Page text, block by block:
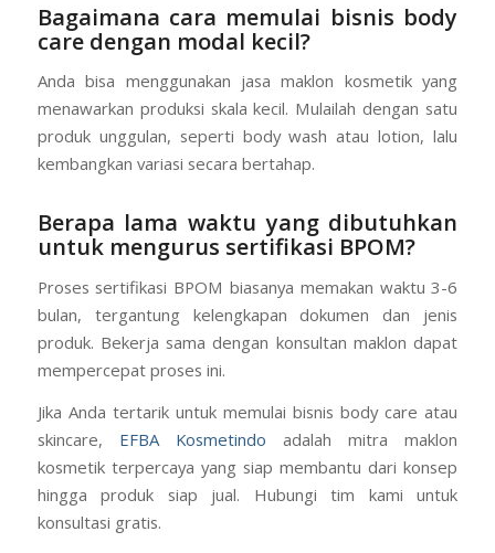
Bagaimana cara memulai bisnis body
care dengan modal kecil?
Anda bisa menggunakan jasa maklon kosmetik yang
menawarkan produksi skala kecil. Mulailah dengan satu
produk unggulan, seperti body wash atau lotion, lalu
kembangkan variasi secara bertahap.
Berapa lama waktu yang dibutuhkan
untuk mengurus sertifikasi BPOM?
Proses sertifikasi BPOM biasanya memakan waktu 3-6
bulan, tergantung kelengkapan dokumen dan jenis
produk. Bekerja sama dengan konsultan maklon dapat
mempercepat proses ini.
Jika Anda tertarik untuk memulai bisnis body care atau
skincare, EFBA Kosmetindo adalah mitra maklon
kosmetik terpercaya yang siap membantu dari konsep
hingga produk siap jual. Hubungi tim kami untuk
konsultasi gratis.